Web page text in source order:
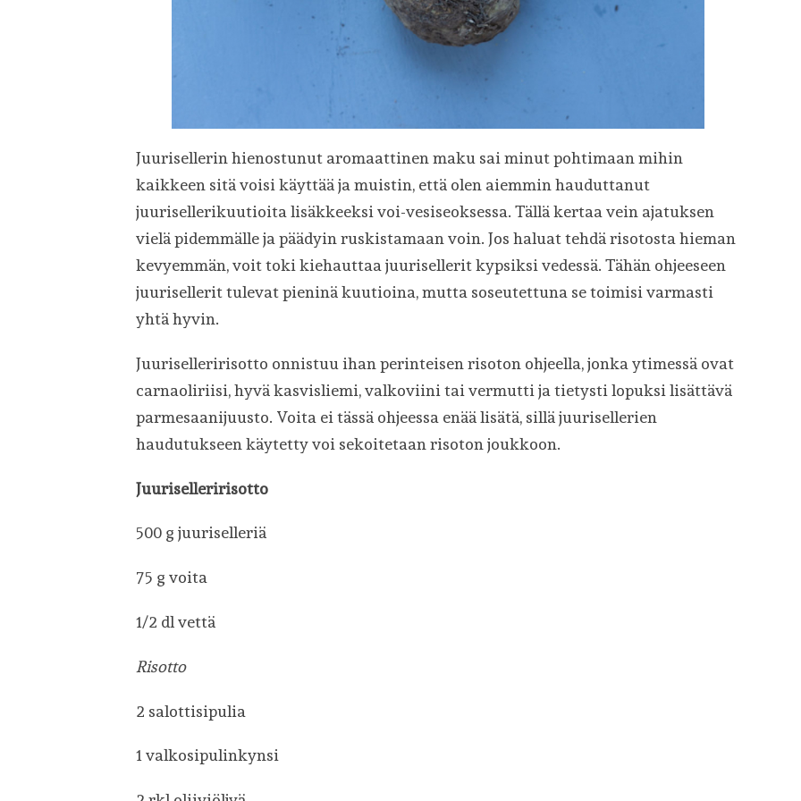
Juurisellerin hienostunut aromaattinen maku sai minut pohtimaan mihin
kaikkeen sitä voisi käyttää ja muistin, että olen aiemmin hauduttanut
juurisellerikuutioita lisäkkeeksi voi-vesiseoksessa. Tällä kertaa vein ajatuksen
vielä pidemmälle ja päädyin ruskistamaan voin. Jos haluat tehdä risotosta hieman
kevyemmän, voit toki kiehauttaa juurisellerit kypsiksi vedessä. Tähän ohjeeseen
juurisellerit tulevat pieninä kuutioina, mutta soseutettuna se toimisi varmasti
yhtä hyvin.
Juuriselleririsotto onnistuu ihan perinteisen risoton ohjeella, jonka ytimessä ovat
carnaoliriisi, hyvä kasvisliemi, valkoviini tai vermutti ja tietysti lopuksi lisättävä
parmesaanijuusto. Voita ei tässä ohjeessa enää lisätä, sillä juurisellerien
haudutukseen käytetty voi sekoitetaan risoton joukkoon.
Juuriselleririsotto
500 g juuriselleriä
75 g voita
1/2 dl vettä
Risotto
2 salottisipulia
1 valkosipulinkynsi